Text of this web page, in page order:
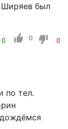
Ширяев был
0 0 0
по тел.